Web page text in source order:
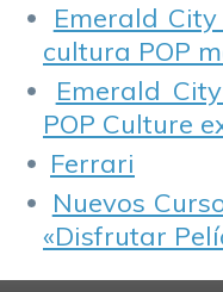
Emerald
cultura POP
Emerald
POP Culture
Ferrari
Nuevos
«Disfrutar